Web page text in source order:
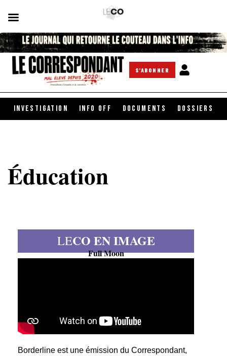
S'ABONNER
INVESTIGATION INFO OFF DOCUMENTS DOSSIERS
Éducation
LECO EN IMAGE
Full Moon
Borderline est une émission du Correspondant,